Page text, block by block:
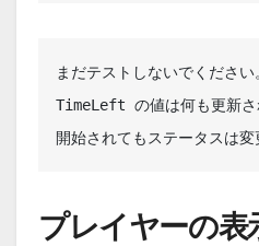
まだテストしないでくだ
TimeLeft の値は何も更新さ
開始されてもステータスは変
プレイヤーの表